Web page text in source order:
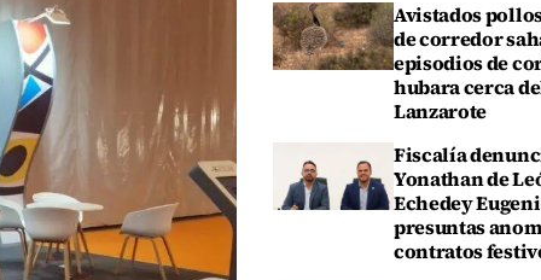
Avistados
de corredor
episodios de
hubara cerca
Lanzarote
Fiscalía
Yonathan de
Echedey
presuntas
contratos